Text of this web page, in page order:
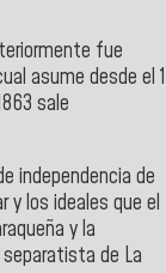
fue
asume desde el 1
sale
independencia de
y los ideales que el
y la
de La